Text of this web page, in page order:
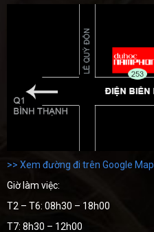
>> Xem đường đi trên Google Map
Giờ làm việc:
T2 – T6: 08h30 – 18h00
T7: 8h30 – 12h00